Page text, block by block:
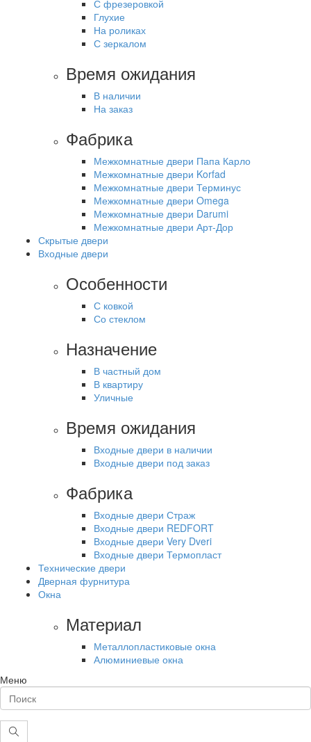
С фрезеровкой
Глухие
На роликах
С зеркалом
Время ожидания
В наличии
На заказ
Фабрика
Межкомнатные двери Папа Карло
Межкомнатные двери Korfad
Межкомнатные двери Терминус
Межкомнатные двери Omega
Межкомнатные двери Darumi
Межкомнатные двери Арт-Дор
Скрытые двери
Входные двери
Особенности
С ковкой
Со стеклом
Назначение
В частный дом
В квартиру
Уличные
Время ожидания
Входные двери в наличии
Входные двери под заказ
Фабрика
Входные двери Страж
Входные двери REDFORT
Входные двери Very Dveri
Входные двери Термопласт
Технические двери
Дверная фурнитура
Окна
Материал
Металлопластиковые окна
Алюминиевые окна
Меню